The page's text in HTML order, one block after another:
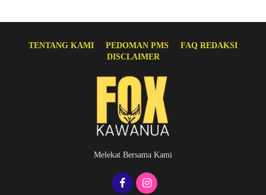
TENTANG KAMI PEDOMAN PMS
FAQ REDAKSI
DISCLAIMER
Melekat Bersama Kami